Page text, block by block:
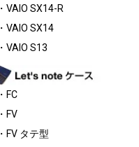
・VAIO SX14-R
・VAIO SX14
・VAIO S13
・FC
・FV
・FV タテ型